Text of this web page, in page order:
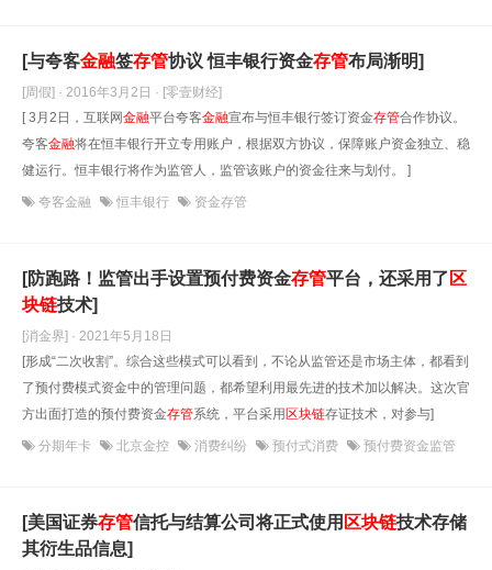
[与夸客金融签存管协议 恒丰银行资金存管布局渐明]
[周假] · 2016年3月2日 · [零壹财经]
[ 3月2日，互联网金融平台夸客金融宣布与恒丰银行签订资金存管合作协议。
夸客金融将在恒丰银行开立专用账户，根据双方协议，保障账户资金独立、稳
健运行。恒丰银行将作为监管人，监管该账户的资金往来与划付。 ]
夸客金融 恒丰银行 资金存管
[防跑路！监管出手设置预付费资金存管平台，还采用了 区
块链技术]
[消金界] · 2021年5月18日
[形成“二次收割”。综合这些模式可以看到，不论从监管还是市场主体，都看到
了预付费模式资金中的管理问题，都希望利用最先进的技术加以解决。这次官
方出面打造的预付费资金存管系统，平台采用区块链存证技术，对参与]
分期年卡 北京金控 消费纠纷 预付式消费 预付费资金监管
[美国证券存管信托与结算公司将正式使用 区块链技术存储
其衍生品信息]